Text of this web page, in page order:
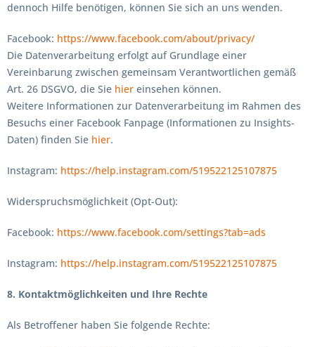
dennoch Hilfe benötigen, können Sie sich an uns wenden.
Facebook: https://www.facebook.com/about/privacy/
Die Datenverarbeitung erfolgt auf Grundlage einer
Vereinbarung zwischen gemeinsam Verantwortlichen gemäß
Art. 26 DSGVO, die Sie hier einsehen können.
Weitere Informationen zur Datenverarbeitung im Rahmen des
Besuchs einer Facebook Fanpage (Informationen zu Insights-
Daten) finden Sie hier.
Instagram: https://help.instagram.com/519522125107875
Widerspruchsmöglichkeit (Opt-Out):
Facebook: https://www.facebook.com/settings?tab=ads
Instagram: https://help.instagram.com/519522125107875
8. Kontaktmöglichkeiten und Ihre Rechte
Als Betroffener haben Sie folgende Rechte: